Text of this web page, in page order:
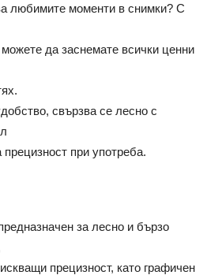
любимите моменти в снимки? С
да заснемате всички ценни
свързва се лесно с
при употреба.
за лесно и бързо
прецизност, като графичен